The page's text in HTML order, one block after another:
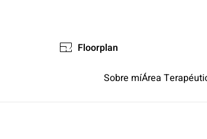
Sobre míÁrea
Floorplan